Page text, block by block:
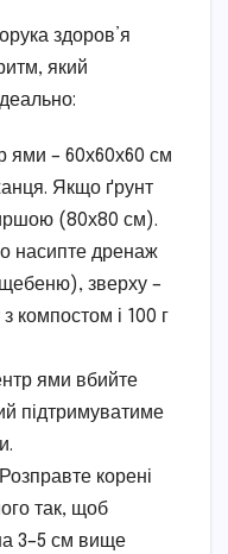
здоров’я
який
ями – 60х60х60 см
Якщо ґрунт
(80х80 см).
насипте дренаж
зверху –
компостом і 100 г
ями вбийте
підтримуватиме
корені
так, щоб
3–5 см вище